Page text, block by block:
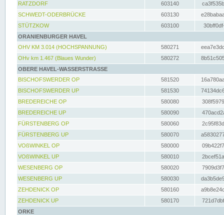
RATZDORF
603140
SCHWEDT-ODERBRÜCKE
603130
STÜTZKOW
603100
ORANIENBURGER HAVEL
OHV KM 3.014 (HOCHSPANNUNG)
580271
OHv km 1.467 (Blaues Wunder)
580272
OBERE HAVEL-WASSERSTRASSE
BISCHOFSWERDER OP
581520
BISCHOFSWERDER UP
581530
BREDEREICHE OP
580080
BREDEREICHE UP
580090
FÜRSTENBERG OP
580060
FÜRSTENBERG UP
580070
VOßWINKEL OP
580000
VOßWINKEL UP
580010
WESENBERG OP
580020
WESENBERG UP
580030
ZEHDENICK OP
580160
ZEHDENICK UP
580170
ORKE